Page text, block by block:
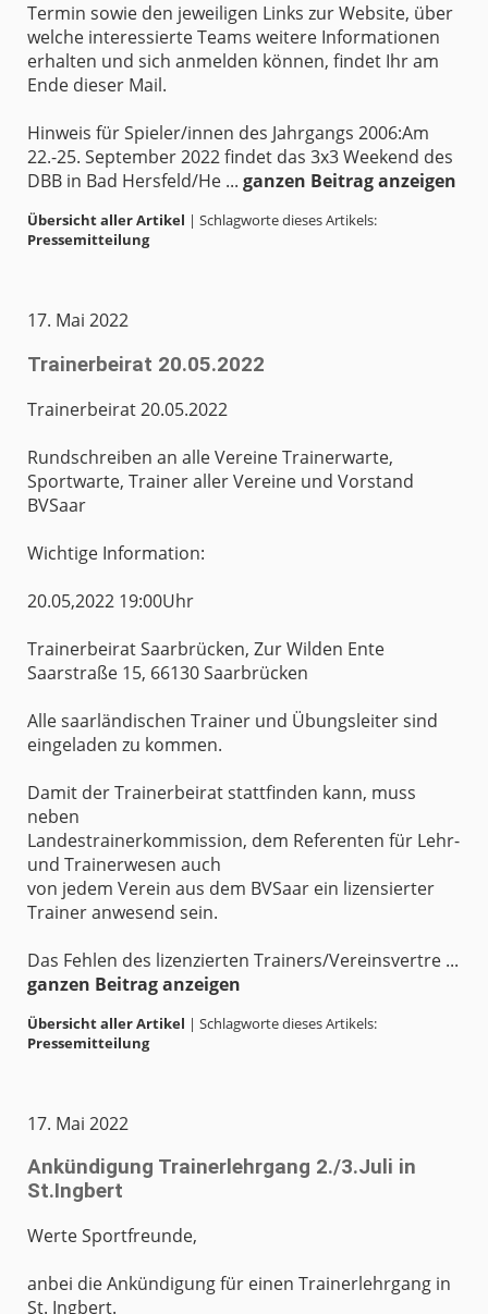
Termin sowie den jeweiligen Links zur Website, über
welche interessierte Teams weitere Informationen
erhalten und sich anmelden können, findet Ihr am
Ende dieser Mail.
Hinweis für Spieler/innen des Jahrgangs 2006:Am
22.-25. September 2022 findet das 3x3 Weekend des
DBB in Bad Hersfeld/He ... ganzen Beitrag anzeigen
Übersicht aller Artikel | Schlagworte dieses Artikels:
Pressemitteilung
17. Mai 2022
Trainerbeirat 20.05.2022
Trainerbeirat 20.05.2022
Rundschreiben an alle Vereine Trainerwarte,
Sportwarte, Trainer aller Vereine und Vorstand
BVSaar
Wichtige Information:
20.05,2022 19:00Uhr
Trainerbeirat Saarbrücken, Zur Wilden Ente
Saarstraße 15, 66130 Saarbrücken
Alle saarländischen Trainer und Übungsleiter sind
eingeladen zu kommen.
Damit der Trainerbeirat stattfinden kann, muss
neben
Landestrainerkommission, dem Referenten für Lehr-
und Trainerwesen auch
von jedem Verein aus dem BVSaar ein lizensierter
Trainer anwesend sein.
Das Fehlen des lizenzierten Trainers/Vereinsvertre ...
ganzen Beitrag anzeigen
Übersicht aller Artikel | Schlagworte dieses Artikels:
Pressemitteilung
17. Mai 2022
Ankündigung Trainerlehrgang 2./3.Juli in
St.Ingbert
Werte Sportfreunde,
anbei die Ankündigung für einen Trainerlehrgang in
St. Ingbert.